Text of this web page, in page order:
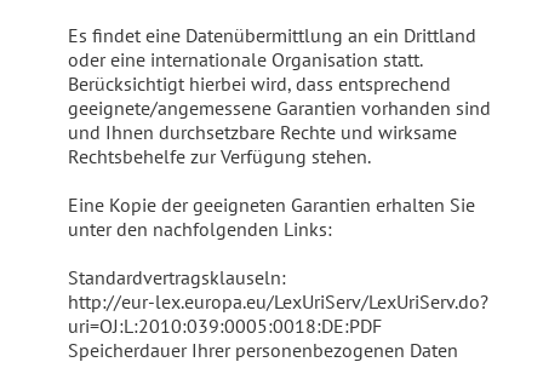
Es findet eine Datenübermittlung an ein Drittland
oder eine internationale Organisation statt.
Berücksichtigt hierbei wird, dass entsprechend
geeignete/angemessene Garantien vorhanden sind
und Ihnen durchsetzbare Rechte und wirksame
Rechtsbehelfe zur Verfügung stehen.
Eine Kopie der geeigneten Garantien erhalten Sie
unter den nachfolgenden Links:
Standardvertragsklauseln:
http://eur-lex.europa.eu/LexUriServ/LexUriServ.do?
uri=OJ:L:2010:039:0005:0018:DE:PDF
Speicherdauer Ihrer personenbezogenen Daten